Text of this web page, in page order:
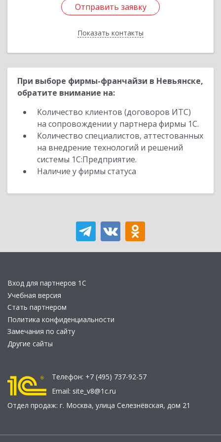
Отправить заявку
Показать контакты
Отправить заявку
Назад
При выборе фирмы-франчайзи в Невьянске,
обратите внимание на:
Количество клиентов (договоров ИТС)
на сопровождении у партнера фирмы 1С.
Количество специалистов, аттестованных
на внедрение технологий и решений
системы 1С:Предприятие.
Наличие у фирмы статуса
Вход для партнеров 1С
Учебная версия
Стать партнером
Политика конфиденциальности
Замечания по сайту
Другие сайты
Телефон: +7 (495) 737-92-57
Email: site_v8@1c.ru
Отдел продаж: г. Москва, улица Селезнёвская, дом 21